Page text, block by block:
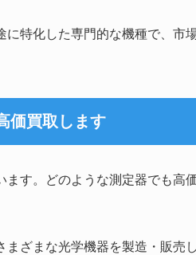
特化した専門的な機種で、市
価買取します
す。どのような測定器でも高
ざまな光学機器を製造・販売